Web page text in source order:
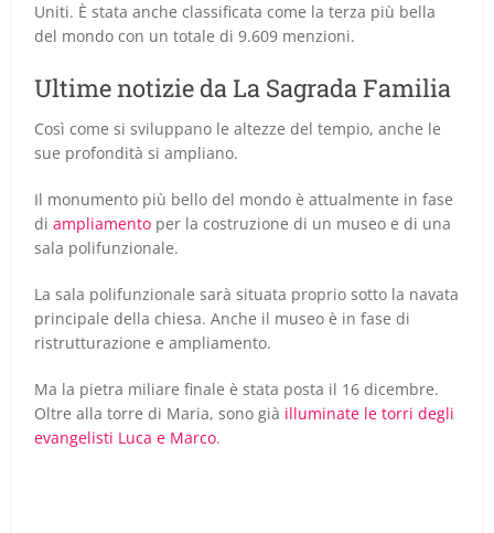
Uniti. È stata anche classificata come la terza più bella
del mondo con un totale di 9.609 menzioni.
Ultime notizie da La Sagrada Familia
Così come si sviluppano le altezze del tempio, anche le
sue profondità si ampliano.
Il monumento più bello del mondo è attualmente in fase
diampliamento per la costruzione di un museo e di una
sala polifunzionale.
La sala polifunzionale sarà situata proprio sotto la navata
principale della chiesa. Anche il museo è in fase di
ristrutturazione e ampliamento.
Ma la pietra miliare finale è stata posta il 16 dicembre.
Oltre alla torre di Maria, sono già illuminate le torri degli
evangelisti Luca e Marco.